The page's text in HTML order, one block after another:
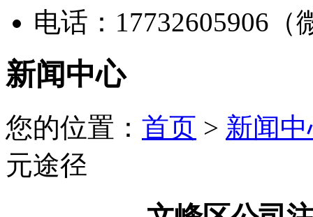
电话：17732605906（
新闻中心
您的位置： 首页 > 新闻
元途径